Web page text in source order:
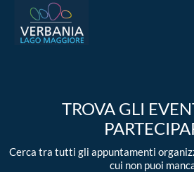
Come raggiungerci
Infopoint Turistico
TROVA GLI
Cerca tra tutti gli appuntamenti
cui non puoi